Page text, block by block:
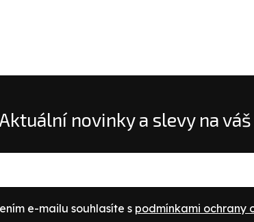
Aktuální novinky a slevy na
e-mailu souhlasíte s podmínkami ochrany